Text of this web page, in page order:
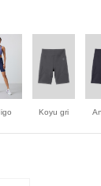
Koyu gri